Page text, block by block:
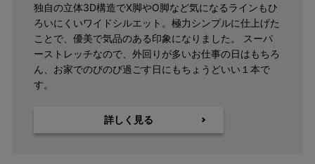
独自の立体3D構造でX脚やO脚など気になるラインもひ
ろいにくいワイドシルエット。極力シンプルに仕上げた
ことで、優美で気品のある印象になりました。 スーパ
ーストレッチなので、外回りが多いお仕事の日はもちろ
ん、お家でのびのび過ごす日にもちょうどいい１本で
す。
詳しく見る